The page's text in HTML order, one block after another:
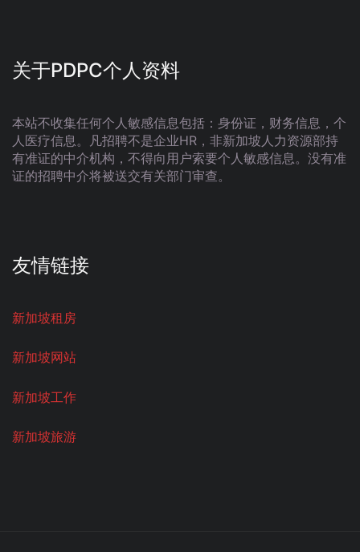
关于PDPC个人资料
本站不收集任何个人敏感信息包括：身份证，财务信息，个
人医疗信息。凡招聘不是企业HR，非新加坡人力资源部持
有准证的中介机构，不得向用户索要个人敏感信息。没有准
证的招聘中介将被送交有关部门审查。
友情链接
新加坡租房
新加坡网站
新加坡工作
新加坡旅游